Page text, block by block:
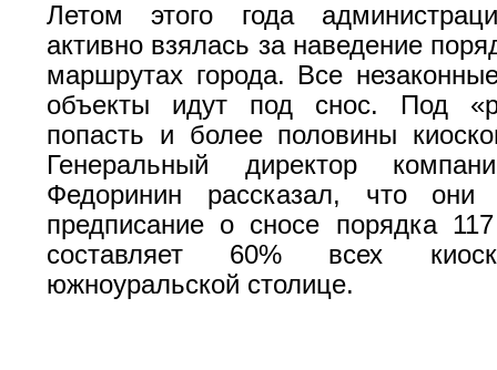
Летом этого года
активно взялась за наведение
маршрутах города. Все
объекты идут под снос. Под
попасть и более половины
Генеральный директор
Федоринин рассказал, что они
предписание о сносе порядка
составляет 60% всех
южноуральской столице.